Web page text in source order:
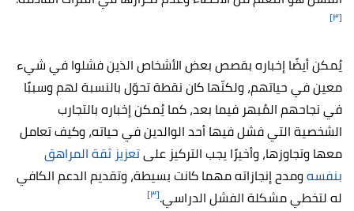
[٣]
يُمكن أيضًا إخباره بقصص بعض الأشخاص الذين فشلوا في شيء
معين في حياتهم، ولكنّها كان نقطة تحوّل بالنسبة لهم وسببًا
في نجاحهم المُبهر فيما بعد، كما يُمكن إخباره بالتجارب
الشخصية التي فشل فيها أحد الوالدين في حياته، وكيف تعامل
معها وتجاوزها، وأخيرًا يجب التركيز علىتعزيز ثقة المراهق
بنفسهومدح إنجازاته مهما كانت بسيطة، وتقديم الدعم الكافي
له لتخطي مشكلة الفشل الدراسي.[٣]